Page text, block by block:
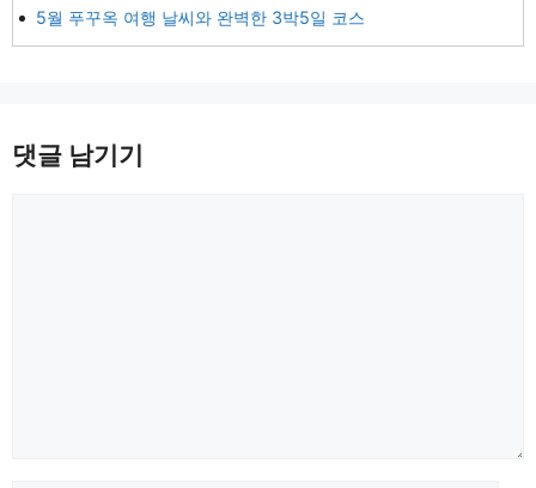
5월 푸꾸옥 여행 날씨와 완벽한 3박5일 코스
댓글 남기기